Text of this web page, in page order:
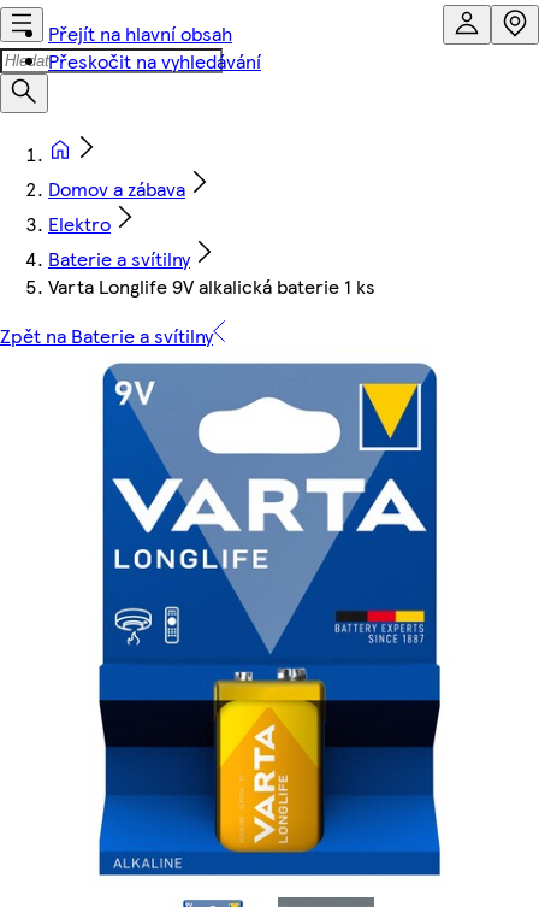
Přejít na hlavní obsah
Přeskočit na vyhledávání
Domov a zábava
Elektro
Baterie a svítilny
Varta Longlife 9V alkalická baterie 1 ks
Zpět na Baterie a svítilny